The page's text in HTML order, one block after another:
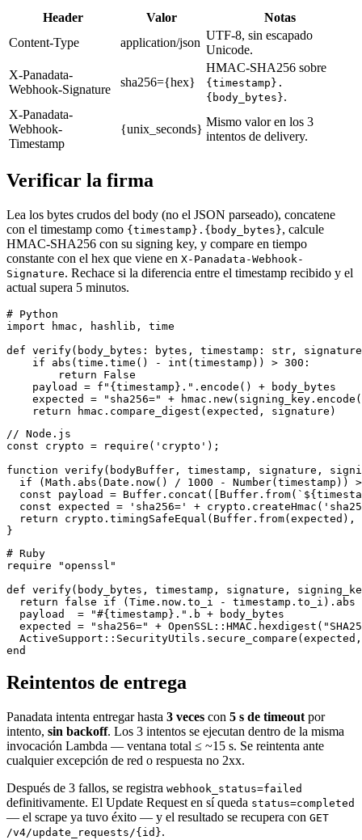
Header Valor
Notas
Content-Type
application/json
UTF-8, sin escapado
Unicode.
X-Panadata-
Webhook-Signature
sha256={hex}
HMAC-SHA256 sobre
{timestamp}.
{body_bytes}.
X-Panadata-
Webhook-
Timestamp
{unix_seconds}
Mismo valor en los 3
intentos de delivery.
Verificar la firma
Lea los bytes crudos del body (no el JSON parseado), concatene
con el timestamp como {timestamp}.{body_bytes}, calcule
HMAC-SHA256 con su signing key, y compare en tiempo
constante con el hex que viene en X-Panadata-Webhook-
Signature. Rechace si la diferencia entre el timestamp recibido y el
actual supera 5 minutos.
# Python
import hmac, hashlib, time
def verify(body_bytes: bytes, timestamp: str,
    if abs(time.time() - int(timestamp)) > 300:
        return False
    payload = f"{timestamp}.".encode() + body_bytes
expected = "sha256=" +
    return hmac.compare_digest(expected, signature)
// Node.js
const crypto = require('crypto');
function verify(bodyBuffer, timestamp, signature,
if (Math.abs(Date.now() / 1000 - Number(timestamp))
const payload =
const expected = 'sha256=' +
return crypto.timingSafeEqual(Buffer.from(expected),
}
# Ruby
require "openssl"
def verify(body_bytes, timestamp, signature,
return false if (Time.now.to_i - timestamp.to_i).abs
  payload  = "#{timestamp}.".b + body_bytes
expected = "sha256=" +
end
Reintentos de entrega
Panadata intenta entregar hasta 3 veces con 5 s de timeout por
intento, sin backoff. Los 3 intentos se ejecutan dentro de la misma
invocación Lambda — ventana total ≤ ~15 s. Se reintenta ante
cualquier excepción de red o respuesta no 2xx.
Después de 3 fallos, se registra webhook_status=failed
definitivamente. El Update Request en sí queda status=completed
— el scrape ya tuvo éxito — y el resultado se recupera con GET
/v4/update_requests/{id}.